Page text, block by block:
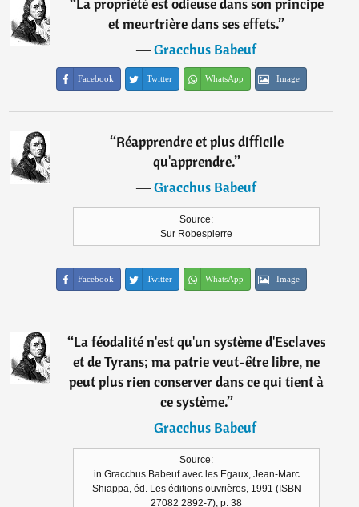
“La propriété est odieuse dans son principe
et meurtrière dans ses effets.”
―Gracchus Babeuf
Facebook Twitter WhatsApp Image
“Réapprendre et plus difficile
qu'apprendre.”
―Gracchus Babeuf
Source:
Sur Robespierre
Facebook Twitter WhatsApp Image
“La féodalité n'est qu'un système d'Esclaves
et de Tyrans; ma patrie veut-être libre, ne
peut plus rien conserver dans ce qui tient à
ce système.”
―Gracchus Babeuf
Source:
in Gracchus Babeuf avec les Egaux, Jean-Marc
Shiappa, éd. Les éditions ouvrières, 1991 (ISBN
27082 2892-7), p. 38